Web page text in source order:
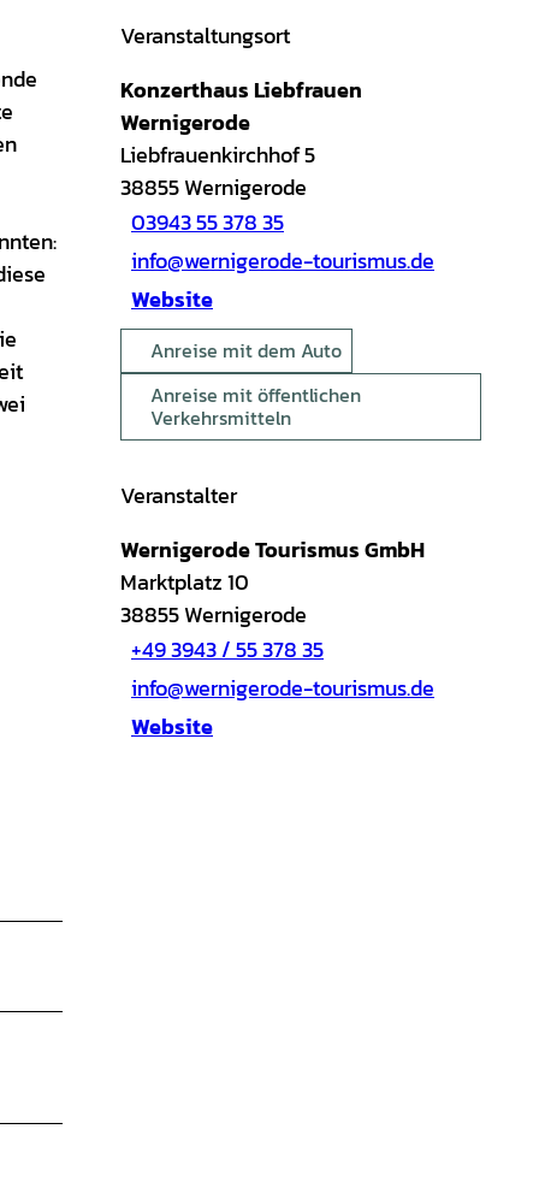
Veranstaltungsort
Konzerthaus Liebfrauen
Wernigerode
Liebfrauenkirchhof 5
38855Wernigerode
03943 55 378 35
info@wernigerode-tourismus.de
Website
Anreise mit dem Auto
Anreise mit öffentlichen
Verkehrsmitteln
Veranstalter
Wernigerode Tourismus GmbH
Marktplatz 10
38855Wernigerode
+49 3943 / 55 378 35
info@wernigerode-tourismus.de
Website